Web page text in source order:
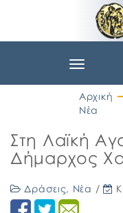
Toggle
Αρχική
Νέα
Στη Λαϊκή
Δήμαρχος
Δράσεις, Νέα /